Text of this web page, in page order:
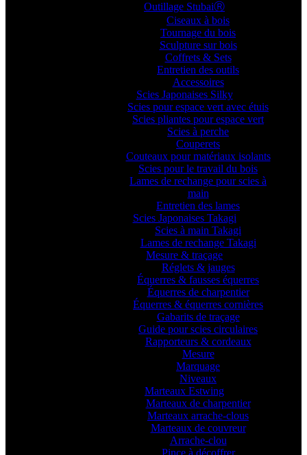
Outillage StubaiⓇ
Ciseaux à bois
Tournage du bois
Sculpture sur bois
Coffrets & Sets
Entretien des outils
Accessoires
Scies Japonaises Silky
Scies pour espace vert avec étuis
Scies pliantes pour espace vert
Scies à perche
Couperets
Couteaux pour matériaux isolants
Scies pour le travail du bois
Lames de rechange pour scies à
main
Entretien des lames
Scies Japonaises Takagi
Scies à main Takagi
Lames de rechange Takagi
Mesure & traçage
Réglets & jauges
Équerres & fausses équerres
Équerres de charpentier
Équerres & équerres cornières
Gabarits de traçage
Guide pour scies circulaires
Rapporteurs & cordeaux
Mesure
Marquage
Niveaux
Marteaux Estwing
Marteaux de charpentier
Marteaux arrache-clous
Marteaux de couvreur
Arrache-clou
Pince à décoffrer